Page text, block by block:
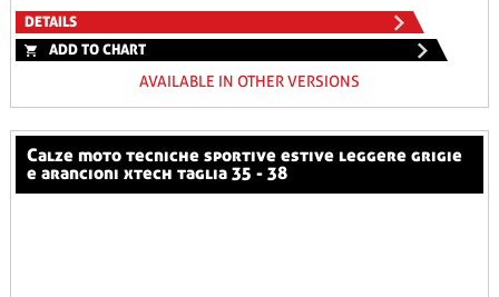
DETAILS
ADD TO CHART
AVAILABLE IN OTHER VERSIONS
calze moto tecniche sportive estive leggere grigie
e arancioni xtech taglia 35 - 38